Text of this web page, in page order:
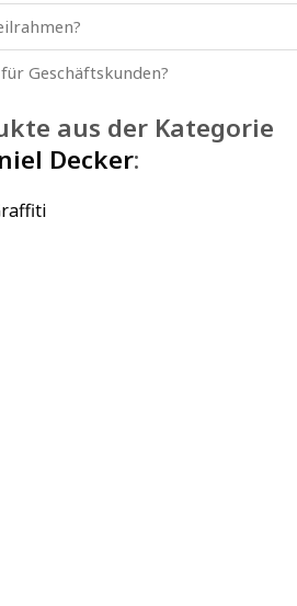
Geschäftskunden?
aus der Kategorie
Decker: